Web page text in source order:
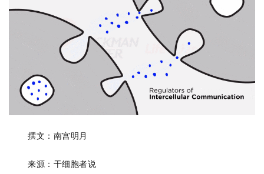
撰文：南宫明月
来源：干细胞者说